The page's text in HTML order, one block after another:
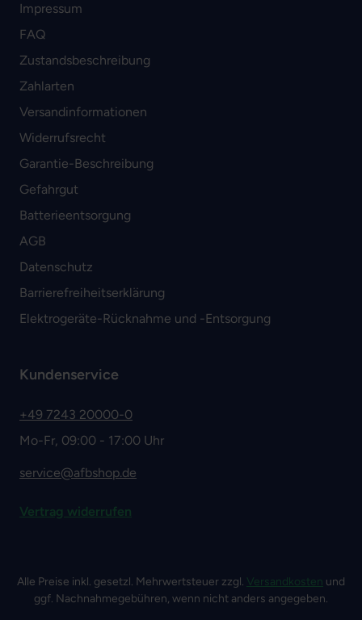
Impressum
FAQ
Zustandsbeschreibung
Zahlarten
Versandinformationen
Widerrufsrecht
Garantie-Beschreibung
Gefahrgut
Batterieentsorgung
AGB
Datenschutz
Barrierefreiheitserklärung
Elektrogeräte-Rücknahme und -Entsorgung
Kundenservice
+49 7243 20000-0
Mo-Fr, 09:00 - 17:00 Uhr
service@afbshop.de
Vertrag widerrufen
Alle Preise inkl. gesetzl. Mehrwertsteuer zzgl. Versandkosten und
ggf. Nachnahmegebühren, wenn nicht anders angegeben.